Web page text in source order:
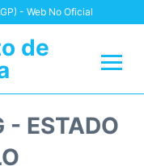
- Web No Oficial
de
- ESTADO